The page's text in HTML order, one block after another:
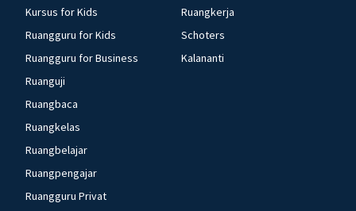
Kursus for Kids
Ruangguru for Kids
Ruangguru for Business
Ruanguji
Ruangbaca
Ruangkelas
Ruangbelajar
Ruangpengajar
Ruangguru Privat
Ruangkerja
Schoters
Kalananti